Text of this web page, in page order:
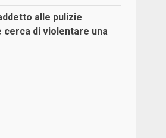
alle pulizie
cerca di violentare una